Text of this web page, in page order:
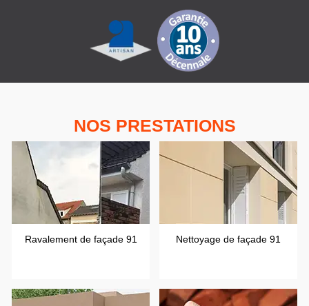
NOS PRESTATIONS
Ravalement de façade 91 Nettoyage de façade 91